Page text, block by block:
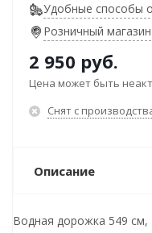
Удобные способы
Розничный
2 950 руб.
Цена может быть
Снят с
Описание
Водная дорожка 549 см,